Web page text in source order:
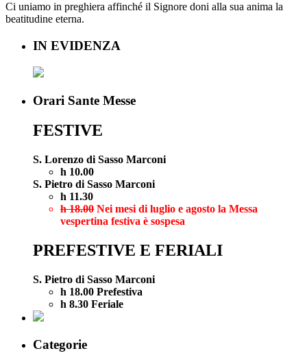
Ci uniamo in preghiera affinché il Signore doni alla sua anima la
beatitudine eterna.
IN EVIDENZA
Orari Sante Messe
FESTIVE
S. Lorenzo di Sasso Marconi
h 10.00
S. Pietro di Sasso Marconi
h 11.30
h 18.00 Nei mesi di luglio e agosto la Messa
vespertina festiva è sospesa
PREFESTIVE E FERIALI
S. Pietro di Sasso Marconi
h 18.00 Prefestiva
h 8.30 Feriale
Categorie